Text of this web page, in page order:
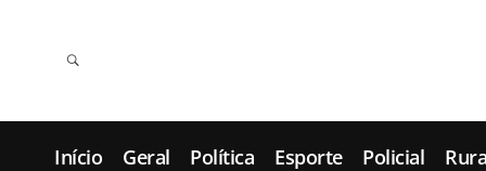
Início Geral Política Esporte Policial